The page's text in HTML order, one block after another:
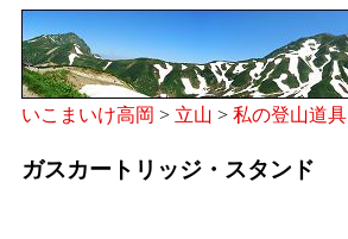
いこまいけ高岡 > 立山 > 私の登山道具
ガスカートリッジ・スタンド